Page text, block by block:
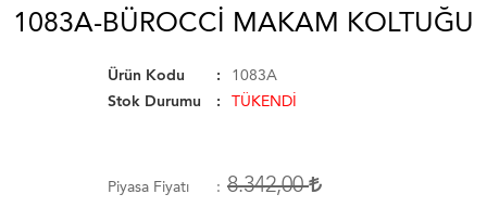
1083A-BÜROCCI MAKAM KOLTUĞU
Ürün Kodu
1083A
Stok Durumu
TÜKENDİ
Piyasa Fiyatı 8.342,00